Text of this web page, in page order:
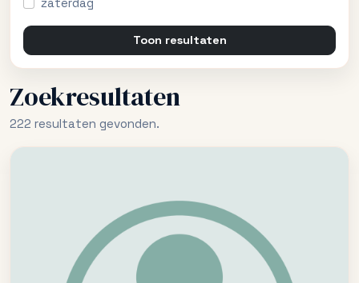
Toon resultaten
Zoekresultaten
222 resultaten gevonden.